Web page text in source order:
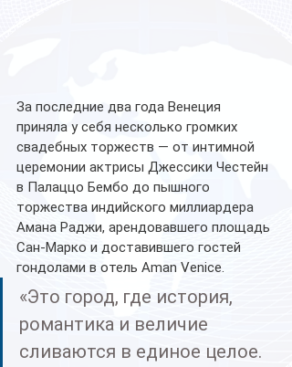
За последние два года Венеция
приняла у себя несколько громких
свадебных торжеств — от интимной
церемонии актрисы Джессики Честейн
в Палаццо Бембо до пышного
торжества индийского миллиардера
Амана Раджи, арендовавшего площадь
Сан-Марко и доставившего гостей
гондолами в отель Aman Venice.
«Это город, где история,
романтика и величие
сливаются в единое целое.